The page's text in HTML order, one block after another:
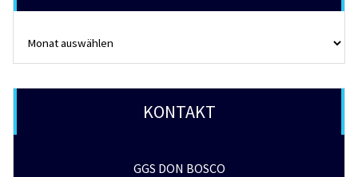
KONTAKT
GGS DON BOSCO